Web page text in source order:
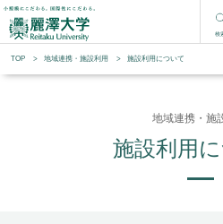
検
TOP 地域連携・施設利⽤ 施設利用について
地域連携・施
施設利用